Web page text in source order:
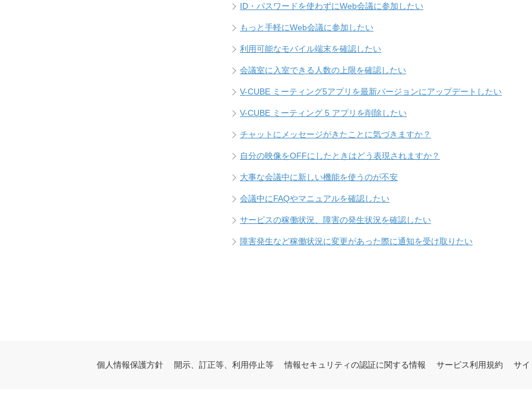
ID・パスワードを使わずにWeb会議に参加したい
もっと手軽にWeb会議に参加したい
利用可能なモバイル端末を確認したい
会議室に入室できる人数の上限を確認したい
V-CUBE ミーティング5アプリを最新バージョンにアップデートしたい
V-CUBE ミーティング 5 アプリを削除したい
チャットにメッセージがきたことに気づきますか？
自分の映像をOFFにしたときはどう表現されますか？
大事な会議中に新しい機能を使うのが不安
会議中にFAQやマニュアルを確認したい
サービスの稼働状況、障害の発生状況を確認したい
障害発生など稼働状況に変更があった際に通知を受け取りたい
個人情報保護方針 開示、訂正等、利用停止等 情報セキュリティの認証に関する情報 サービス利用規約 サイ